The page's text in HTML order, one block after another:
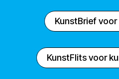
KunstBrief
KunstFlits voor